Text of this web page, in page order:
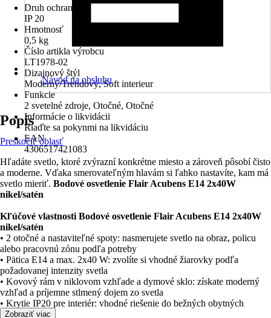
Druh ochrany
IP 20
Hmotnosť
0,5 kg
Číslo artikla výrobcu
LT1978-02
Dizajnový štýl
Moderný/Trendový, Soft interieur
Funkcie
2 svetelné zdroje, Otočné, Otočné
Informácie o likvidácii
Riaďte sa pokynmi na likvidáciu
EAN
4306517421083
Návod na obsluhu
Popis
Preskočiť oblasť
Hľadáte svetlo, ktoré zvýrazní konkrétne miesto a zároveň pôsobí čisto
a moderne. Vďaka smerovateľným hlavám si ľahko nastavíte, kam má
svetlo mieriť. Bodové osvetlenie Flair Acubens E14 2x40W
nikel/satén
Kľúčové vlastnosti Bodové osvetlenie Flair Acubens E14 2x40W
nikel/satén
• 2 otočné a nastaviteľné spoty: nasmerujete svetlo na obraz, policu
alebo pracovnú zónu podľa potreby
• Pätica E14 a max. 2x40 W: zvolíte si vhodné žiarovky podľa
požadovanej intenzity svetla
• Kovový rám v niklovom vzhľade a dymové sklo: získate moderný
vzhľad a príjemne stlmený dojem zo svetla
• Krytie IP20 pre interiér: vhodné riešenie do bežných obytných
miestností
Zobraziť viac